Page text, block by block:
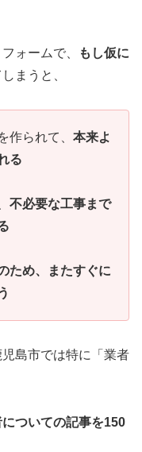
ォームで、
もし仮に
まうと、
作られて、 本来よ
る
不必要な工事まで
ため、またすぐに
島市では特に「業者
ついての記事を150